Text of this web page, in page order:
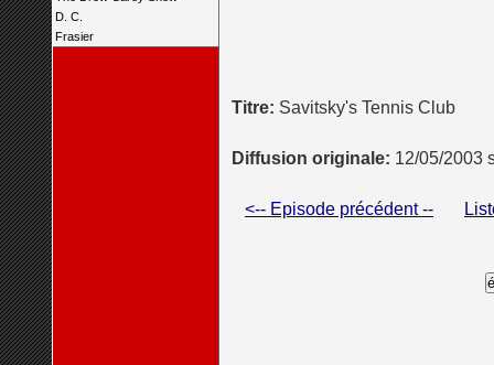
D. C.
Frasier
Titre: Savitsky's Tennis Club
Diffusion originale: 12/05/2003
<-- Episode précédent --